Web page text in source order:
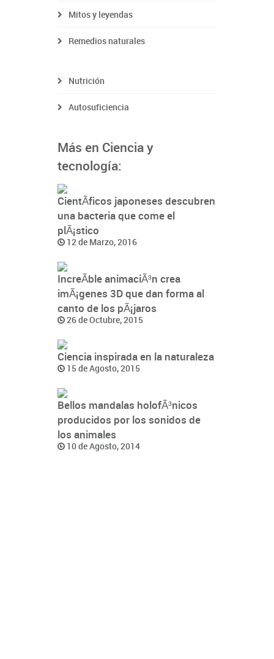
Mitos y leyendas
Remedios naturales
Nutrición
Autosuficiencia
Más en Ciencia y
tecnología:
CientÃ­ficos japoneses descubren
una bacteria que come el
plÃ¡stico
12 de Marzo, 2016
IncreÃ­ble animaciÃ³n crea
imÃ¡genes 3D que dan forma al
canto de los pÃ¡jaros
26 de Octubre, 2015
Ciencia inspirada en la naturaleza
15 de Agosto, 2015
Bellos mandalas holofÃ³nicos
producidos por los sonidos de
los animales
10 de Agosto, 2014